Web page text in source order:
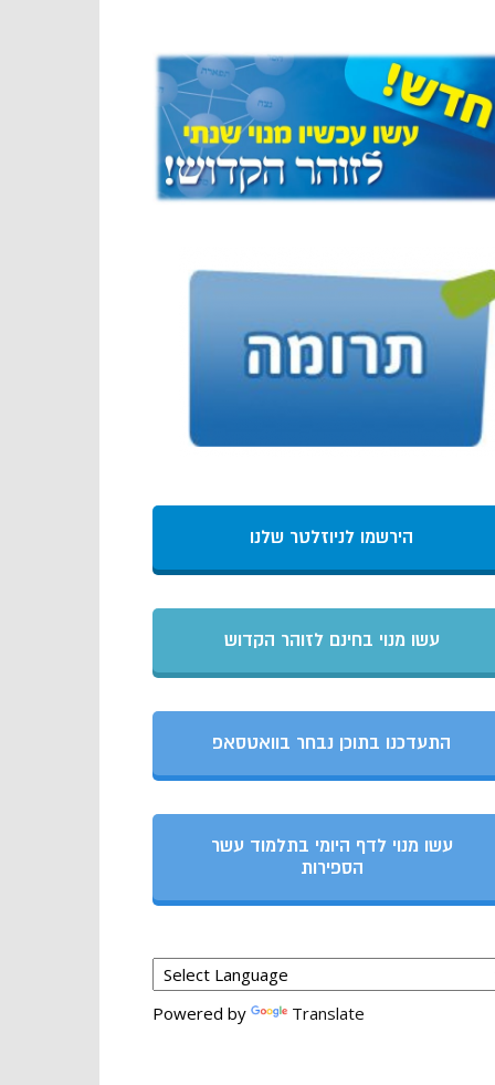
הירשמו לניוזלטר שלנו
עשו מנוי בחינם לזוהר הקדוש
התעדכנו בתוכן נבחר בוואטסאפ
עשו מנוי לדף היומי בתלמוד עשר
הספירות
Powered by Translate